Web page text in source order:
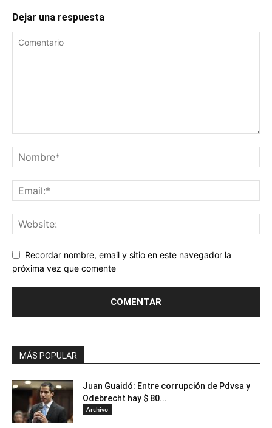
Dejar una respuesta
Recordar nombre, email y sitio en este navegador la
próxima vez que comente
MÁS POPULAR
Juan Guaidó: Entre corrupción de Pdvsa y
Odebrecht hay $ 80...
Archivo